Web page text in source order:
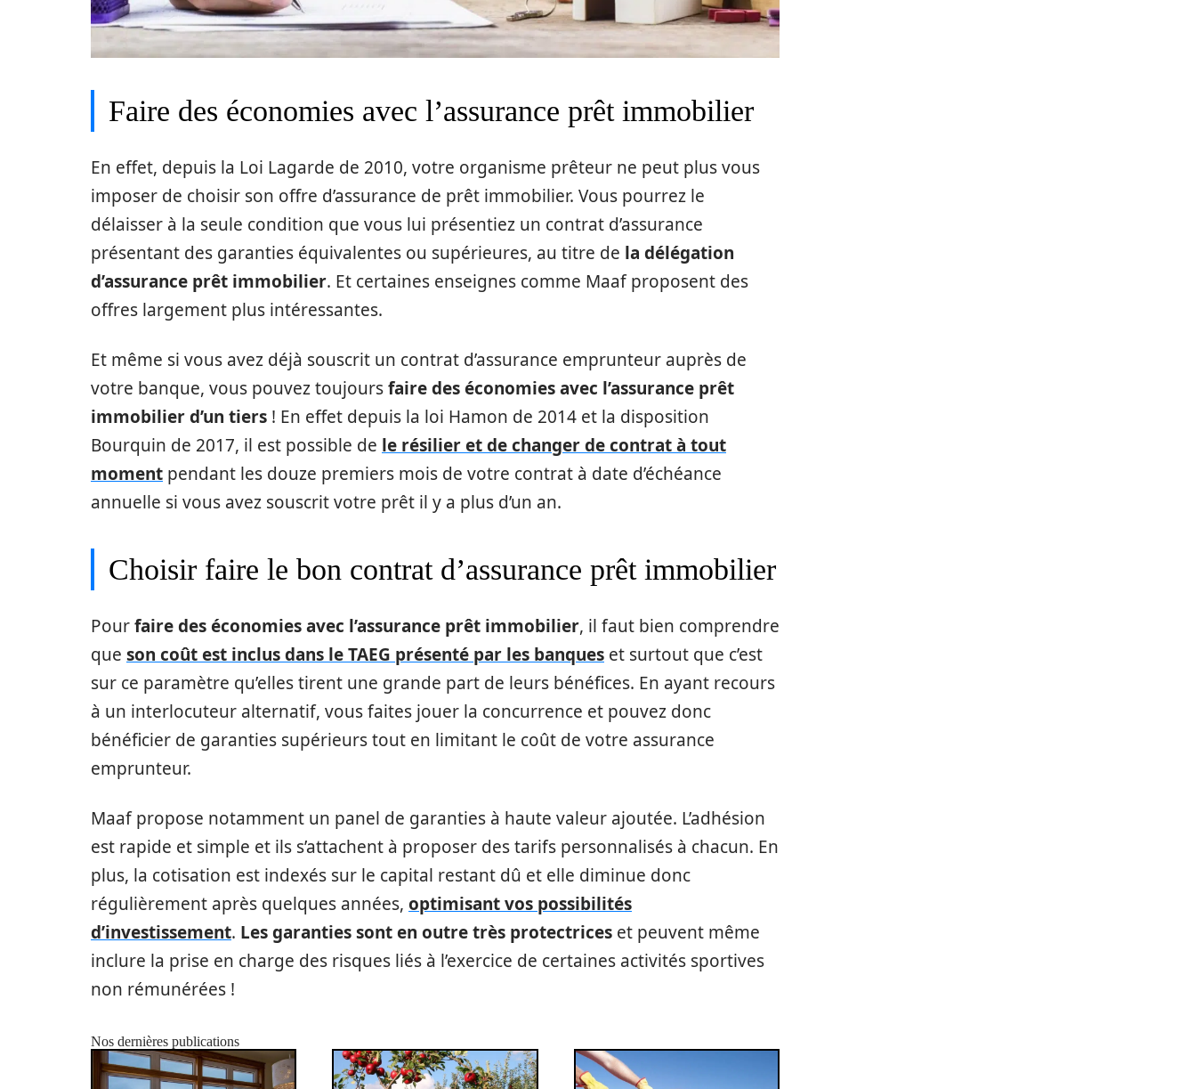
Faire des économies avec l’assurance prêt immobilier
En effet, depuis la Loi Lagarde de 2010, votre organisme prêteur ne peut plus vous
imposer de choisir son offre d’assurance de prêt immobilier. Vous pourrez le
délaisser à la seule condition que vous lui présentiez un contrat d’assurance
présentant des garanties équivalentes ou supérieures, au titre de la délégation
d’assurance prêt immobilier. Et certaines enseignes comme Maaf proposent des
offres largement plus intéressantes.
Et même si vous avez déjà souscrit un contrat d’assurance emprunteur auprès de
votre banque, vous pouvez toujoursfaire des économies avec l’assurance prêt
immobilier d’un tiers ! En effet depuis la loi Hamon de 2014 et la disposition
Bourquin de 2017, il est possible de le résilier et de changer de contrat à tout
moment pendant les douze premiers mois de votre contrat à date d’échéance
annuelle si vous avez souscrit votre prêt il y a plus d’un an.
Choisir faire le bon contrat d’assurance prêt immobilier
Pourfaire des économies avec l’assurance prêt immobilier, il faut bien comprendre
que son coût est inclus dans le TAEG présenté par les banques et surtout que c’est
sur ce paramètre qu’elles tirent une grande part de leurs bénéfices. En ayant recours
à un interlocuteur alternatif, vous faites jouer la concurrence et pouvez donc
bénéficier de garanties supérieurs tout en limitant le coût de votre assurance
emprunteur.
Maaf propose notamment un panel de garanties à haute valeur ajoutée. L’adhésion
est rapide et simple et ils s’attachent à proposer des tarifs personnalisés à chacun. En
plus, la cotisation est indexés sur le capital restant dû et elle diminue donc
régulièrement après quelques années, optimisant vos possibilités
d’investissement. Les garanties sont en outre très protectrices et peuvent même
inclure la prise en charge des risques liés à l’exercice de certaines activités sportives
non rémunérées !
Nos dernières publications